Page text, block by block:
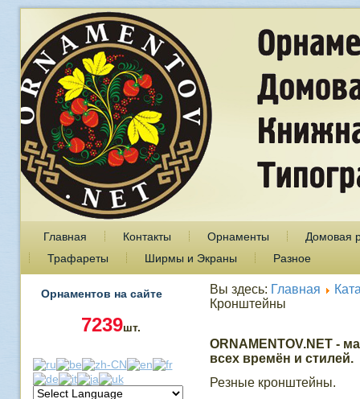
Главная Контакты Орнаменты
Домовая
Трафареты
Ширмы и Экраны Разное
Орнаментов на сайте
7239шт.
Вы здесь: Главная
Кронштейны
ORNAMENTOV.NET -
всех времён и стилей.
Резные кронштейны.